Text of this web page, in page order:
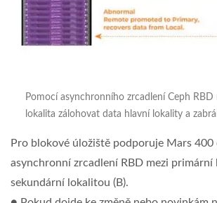
Pomocí asynchronního zrcadlení Ceph RBD
lokalita zálohovat data hlavní lokality a
Pro blokové úložiště podporuje Mars 400
asynchronní zrcadlení RBD mezi primární
sekundární lokalitou (B).